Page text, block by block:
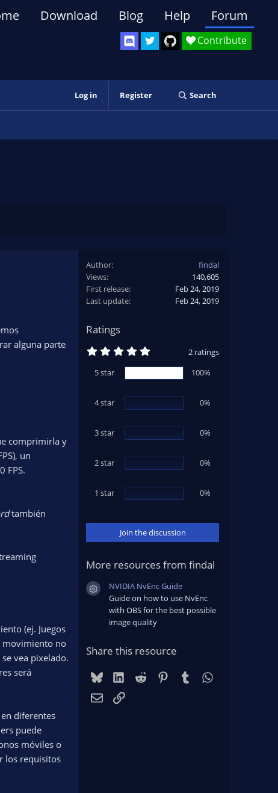
Contribute
Download Blog Help Forum
Log in Register Search
alguna parte
comprimirla y
un
FPS.
también
(ej. Juegos
movimiento no
vea pixelado.
será
diferentes
puede
móviles o
los requisitos
Author
findal
Views
140,605
First release
Feb 24, 2019
Last update
Feb 24, 2019
Ratings
0
0
t
r
s
)
2 ratings
5 star
100%
4 star 0%
3 star 0%
2 star 0%
1 star 0%
Join the discussion
More resources from findal
Resource icon
NVIDIA NvEnc Guide
Guide on how to use NvEnc
with OBS for the best possible
image quality
Share this resource
BlueskyLinkedIn
Reddit PinterestTumblrWhatsApp
EmailLink